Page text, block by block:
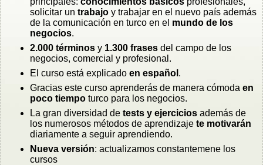
solicitar un trabajo y trabajar en el nuevo país además
de la comunicación en turco en el mundo de los
negocios.
2.000 términos y 1.300 frases del campo de los
negocios, comercial y profesional.
El curso está explicado en español .
Gracias este curso aprenderás de manera cómoda en
poco tiempo turco para los negocios.
La gran diversidad de tests y ejercicios además de
los numerosos métodos de aprendizaje te motivarán
diariamente a seguir aprendiendo.
Nueva versión: actualizamos constantemene los
cursos